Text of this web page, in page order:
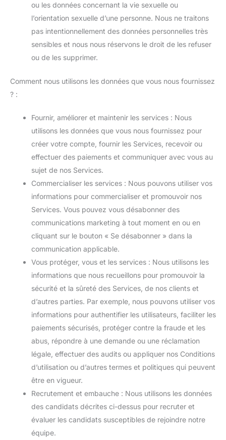
ou les données concernant la vie sexuelle ou
l’orientation sexuelle d’une personne. Nous ne traitons
pas intentionnellement des données personnelles très
sensibles et nous nous réservons le droit de les refuser
ou de les supprimer.
Comment nous utilisons les données que vous nous fournissez
? :
Fournir, améliorer et maintenir les services : Nous
utilisons les données que vous nous fournissez pour
créer votre compte, fournir les Services, recevoir ou
effectuer des paiements et communiquer avec vous au
sujet de nos Services.
Commercialiser les services : Nous pouvons utiliser vos
informations pour commercialiser et promouvoir nos
Services. Vous pouvez vous désabonner des
communications marketing à tout moment en ou en
cliquant sur le bouton « Se désabonner » dans la
communication applicable.
Vous protéger, vous et les services : Nous utilisons les
informations que nous recueillons pour promouvoir la
sécurité et la sûreté des Services, de nos clients et
d’autres parties. Par exemple, nous pouvons utiliser vos
informations pour authentifier les utilisateurs, faciliter les
paiements sécurisés, protéger contre la fraude et les
abus, répondre à une demande ou une réclamation
légale, effectuer des audits ou appliquer nos Conditions
d’utilisation ou d’autres termes et politiques qui peuvent
être en vigueur.
Recrutement et embauche : Nous utilisons les données
des candidats décrites ci-dessus pour recruter et
évaluer les candidats susceptibles de rejoindre notre
équipe.